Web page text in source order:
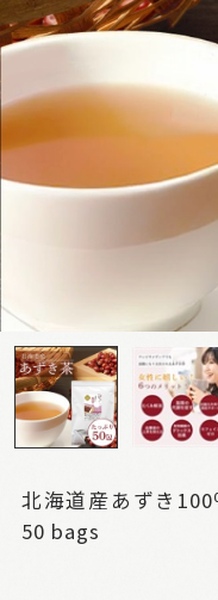
北海道産あずき
50 bags